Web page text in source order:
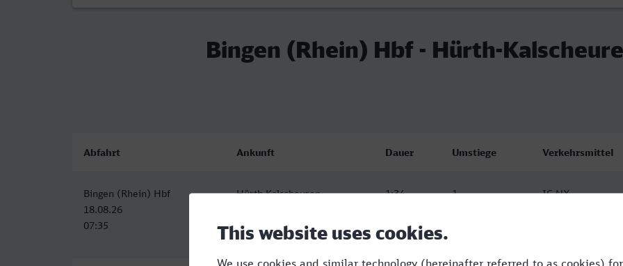
Bingen (Rhein) Hbf - Hürth-
Abfahrt Ankunft Dauer Umstiege Verkehrsmittel
Bingen (Rhein) Hbf
18.08.26
07:35
Hürth-Kalscheuren
09:09
1:34 1 IC,NX